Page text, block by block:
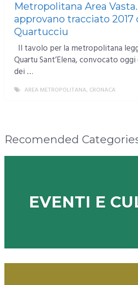
Metropolitana Area
approvano tracciato 2017
Quartucciu
Il tavolo per la metropolitana
Quartu Sant’Elena, convocato oggi
dei …
AREA METROPOLITANA, CRONACA
Recomended
EVENTI E